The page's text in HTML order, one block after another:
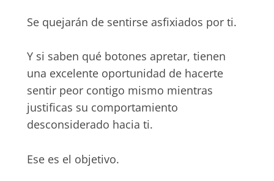
Se quejarán de sentirse asfixiados por ti.
Y si saben qué botones apretar, tienen
una excelente oportunidad de hacerte
sentir peor contigo mismo mientras
justificas su comportamiento
desconsiderado hacia ti.
Ese es el objetivo.